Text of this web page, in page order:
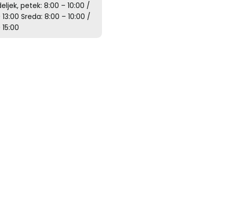
petek: 8:00 – 10:00 /
13:00 Sreda: 8:00 – 10:00 /
15:00